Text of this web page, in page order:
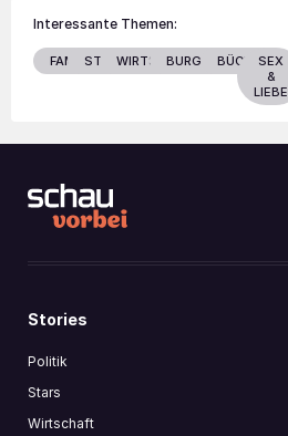
Interessante Themen:
FAMILIESTARSWIRTSCHAFTBURGENLANDBÜCHERSEX
&
LIEBE
Stories
Politik
Stars
Wirtschaft